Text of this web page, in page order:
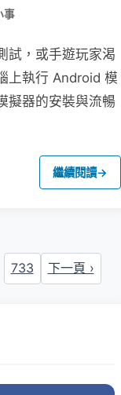
事
試，或手遊玩家渴
上執行 Android 模
擬器的安裝與流暢
繼續閱讀→
733 下一頁 ›